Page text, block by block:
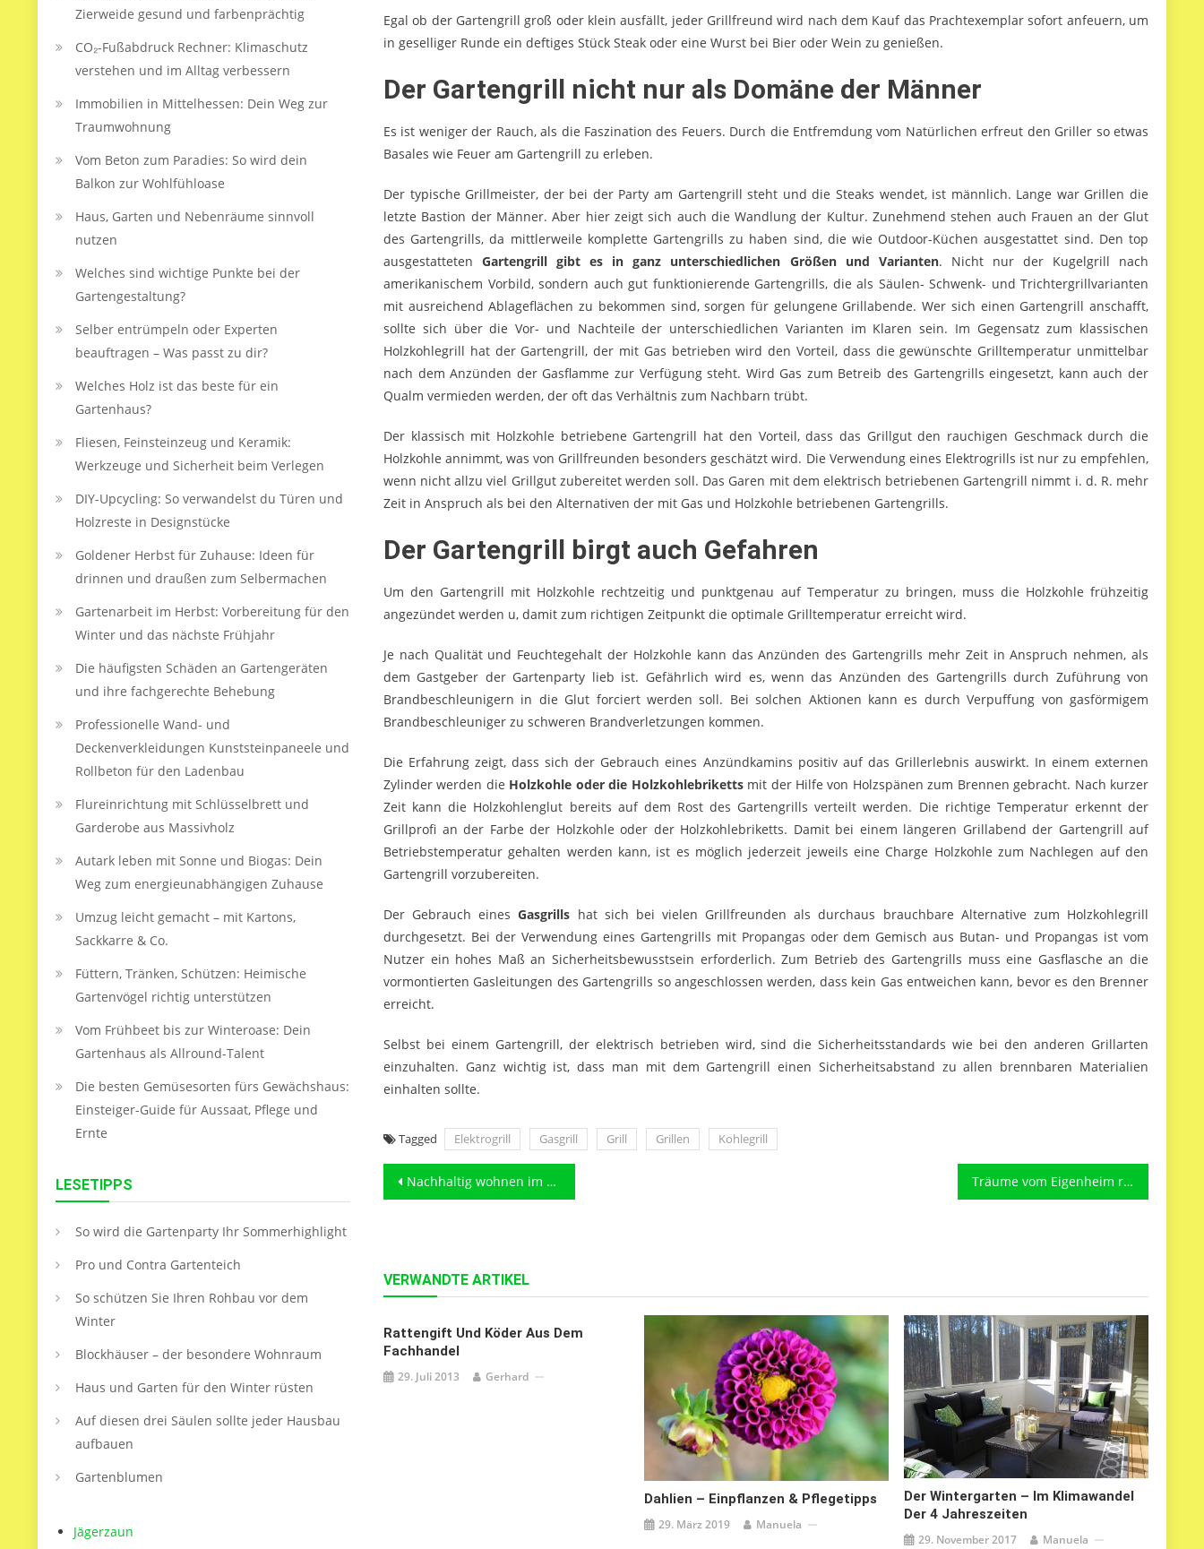
Egal ob der Gartengrill groß oder klein ausfällt, jeder Grillfreund wird nach dem Kauf das Prachtexemplar sofort anfeuern, um
in geselliger Runde ein deftiges Stück Steak oder eine Wurst bei Bier oder Wein zu genießen.
Der Gartengrill nicht nur als Domäne der Männer
Es ist weniger der Rauch, als die Faszination des Feuers. Durch die Entfremdung vom Natürlichen erfreut den Griller so etwas
Basales wie Feuer am Gartengrill zu erleben.
Der typische Grillmeister, der bei der Party am Gartengrill steht und die Steaks wendet, ist männlich. Lange war Grillen die
letzte Bastion der Männer. Aber hier zeigt sich auch die Wandlung der Kultur. Zunehmend stehen auch Frauen an der Glut
des Gartengrills, da mittlerweile komplette Gartengrills zu haben sind, die wie Outdoor-Küchen ausgestattet sind. Den top
ausgestattetenGartengrill gibt es in ganz unterschiedlichen Größen und Varianten. Nicht nur der Kugelgrill nach
amerikanischem Vorbild, sondern auch gut funktionierende Gartengrills, die als Säulen- Schwenk- und Trichtergrillvarianten
mit ausreichend Ablageflächen zu bekommen sind, sorgen für gelungene Grillabende. Wer sich einen Gartengrill anschafft,
sollte sich über die Vor- und Nachteile der unterschiedlichen Varianten im Klaren sein. Im Gegensatz zum klassischen
Holzkohlegrill hat der Gartengrill, der mit Gas betrieben wird den Vorteil, dass die gewünschte Grilltemperatur unmittelbar
nach dem Anzünden der Gasflamme zur Verfügung steht. Wird Gas zum Betreib des Gartengrills eingesetzt, kann auch der
Qualm vermieden werden, der oft das Verhältnis zum Nachbarn trübt.
Der klassisch mit Holzkohle betriebene Gartengrill hat den Vorteil, dass das Grillgut den rauchigen Geschmack durch die
Holzkohle annimmt, was von Grillfreunden besonders geschätzt wird. Die Verwendung eines Elektrogrills ist nur zu empfehlen,
wenn nicht allzu viel Grillgut zubereitet werden soll. Das Garen mit dem elektrisch betriebenen Gartengrill nimmt i. d. R. mehr
Zeit in Anspruch als bei den Alternativen der mit Gas und Holzkohle betriebenen Gartengrills.
Der Gartengrill birgt auch Gefahren
Um den Gartengrill mit Holzkohle rechtzeitig und punktgenau auf Temperatur zu bringen, muss die Holzkohle frühzeitig
angezündet werden u, damit zum richtigen Zeitpunkt die optimale Grilltemperatur erreicht wird.
Je nach Qualität und Feuchtegehalt der Holzkohle kann das Anzünden des Gartengrills mehr Zeit in Anspruch nehmen, als
dem Gastgeber der Gartenparty lieb ist. Gefährlich wird es, wenn das Anzünden des Gartengrills durch Zuführung von
Brandbeschleunigern in die Glut forciert werden soll. Bei solchen Aktionen kann es durch Verpuffung von gasförmigem
Brandbeschleuniger zu schweren Brandverletzungen kommen.
Die Erfahrung zeigt, dass sich der Gebrauch eines Anzündkamins positiv auf das Grillerlebnis auswirkt. In einem externen
Zylinder werden die Holzkohle oder die Holzkohlebrikettsmit der Hilfe von Holzspänen zum Brennen gebracht. Nach kurzer
Zeit kann die Holzkohlenglut bereits auf dem Rost des Gartengrills verteilt werden. Die richtige Temperatur erkennt der
Grillprofi an der Farbe der Holzkohle oder der Holzkohlebriketts. Damit bei einem längeren Grillabend der Gartengrill auf
Betriebstemperatur gehalten werden kann, ist es möglich jederzeit jeweils eine Charge Holzkohle zum Nachlegen auf den
Gartengrill vorzubereiten.
Der Gebrauch einesGasgrills hat sich bei vielen Grillfreunden als durchaus brauchbare Alternative zum Holzkohlegrill
durchgesetzt. Bei der Verwendung eines Gartengrills mit Propangas oder dem Gemisch aus Butan- und Propangas ist vom
Nutzer ein hohes Maß an Sicherheitsbewusstsein erforderlich. Zum Betrieb des Gartengrills muss eine Gasflasche an die
vormontierten Gasleitungen des Gartengrills so angeschlossen werden, dass kein Gas entweichen kann, bevor es den Brenner
erreicht.
Selbst bei einem Gartengrill, der elektrisch betrieben wird, sind die Sicherheitsstandards wie bei den anderen Grillarten
einzuhalten. Ganz wichtig ist, dass man mit dem Gartengrill einen Sicherheitsabstand zu allen brennbaren Materialien
einhalten sollte.
Tagged Elektrogrill Gasgrill Grill Grillen Kohlegrill
Beitragsnavigation
Nachhaltig wohnen im Einklang mit der Natur Träume vom Eigenheim realisieren mit einer Hausplanungssoftware
VERWANDTE ARTIKEL
Rattengift Und Köder Aus Dem
Fachhandel
29. Juli 2013 Gerhard
Dahlien – Einpflanzen & Pflegetipps
29. März 2019 Manuela
Der Wintergarten – Im Klimawandel
Der 4 Jahreszeiten
29. November 2017 Manuela
Zierweide gesund und farbenprächtig
CO₂-Fußabdruck Rechner: Klimaschutz
verstehen und im Alltag verbessern
Immobilien in Mittelhessen: Dein Weg zur
Traumwohnung
Vom Beton zum Paradies: So wird dein
Balkon zur Wohlfühloase
Haus, Garten und Nebenräume sinnvoll
nutzen
Welches sind wichtige Punkte bei der
Gartengestaltung?
Selber entrümpeln oder Experten
beauftragen – Was passt zu dir?
Welches Holz ist das beste für ein
Gartenhaus?
Fliesen, Feinsteinzeug und Keramik:
Werkzeuge und Sicherheit beim Verlegen
DIY-Upcycling: So verwandelst du Türen und
Holzreste in Designstücke
Goldener Herbst für Zuhause: Ideen für
drinnen und draußen zum Selbermachen
Gartenarbeit im Herbst: Vorbereitung für den
Winter und das nächste Frühjahr
Die häufigsten Schäden an Gartengeräten
und ihre fachgerechte Behebung
Professionelle Wand- und
Deckenverkleidungen Kunststeinpaneele und
Rollbeton für den Ladenbau
Flureinrichtung mit Schlüsselbrett und
Garderobe aus Massivholz
Autark leben mit Sonne und Biogas: Dein
Weg zum energieunabhängigen Zuhause
Umzug leicht gemacht – mit Kartons,
Sackkarre & Co.
Füttern, Tränken, Schützen: Heimische
Gartenvögel richtig unterstützen
Vom Frühbeet bis zur Winteroase: Dein
Gartenhaus als Allround-Talent
Die besten Gemüsesorten fürs Gewächshaus:
Einsteiger-Guide für Aussaat, Pflege und
Ernte
LESETIPPS
So wird die Gartenparty Ihr Sommerhighlight
Pro und Contra Gartenteich
So schützen Sie Ihren Rohbau vor dem
Winter
Blockhäuser – der besondere Wohnraum
Haus und Garten für den Winter rüsten
Auf diesen drei Säulen sollte jeder Hausbau
aufbauen
Gartenblumen
Jägerzaun